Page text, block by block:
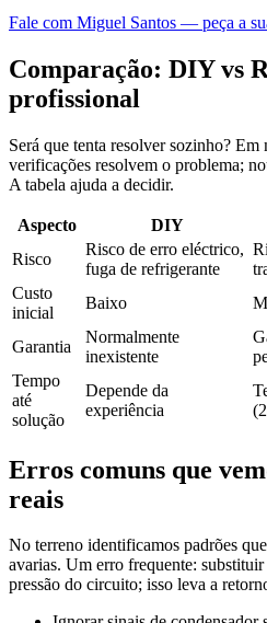
Fale com Miguel Santos — peça a
Comparação: DIY vs
profissional
Será que tenta resolver sozinho? Em
verificações resolvem o problema;
A tabela ajuda a decidir.
Aspecto DIY
Risco
Risco de erro eléctrico,
fuga de refrigerante
Custo
inicial
Baixo
Garantia
Normalmente
inexistente
Tempo
até
solução
Depende da
experiência
Erros comuns que
reais
No terreno identificamos padrões
avarias. Um erro frequente:
pressão do circuito; isso leva a